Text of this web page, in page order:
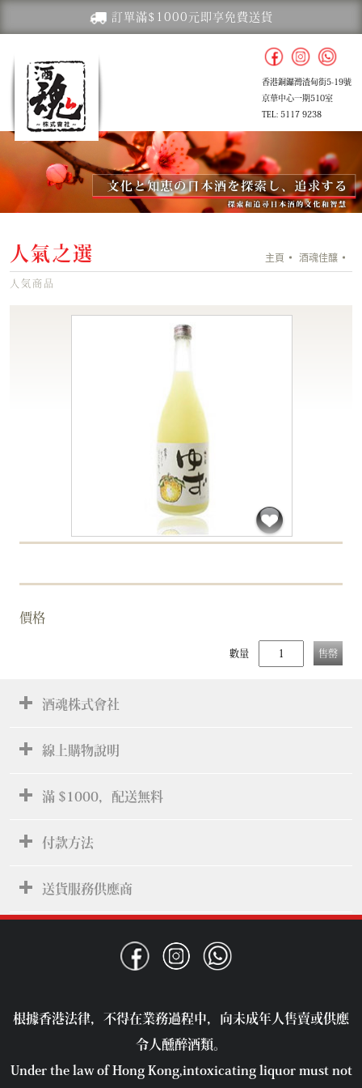
訂單滿$1000元即享免費送貨
香港銅鑼灣渣甸街5-19號
京華中心一期510室
TEL: 5117 9238
人氣之選 主頁 酒魂佳釀
人気商品
數量 售罄
價格
酒魂株式會社
線上購物說明
滿 $1000，配送無料
付款方法
送貨服務供應商
根據香港法律，不得在業務過程中，向未成年人售賣或供應
令人醺醉酒類。
Under the law of Hong Kong,intoxicating liquor must not